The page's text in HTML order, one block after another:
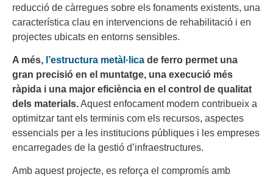
reducció de càrregues sobre els fonaments existents, una
característica clau en intervencions de rehabilitació i en
projectes ubicats en entorns sensibles.
A més, l’estructura metàl·lica de ferro permet una
gran precisió en el muntatge, una execució més
ràpida i una major eficiència en el control de qualitat
dels materials.Aquest enfocament modern contribueix a
optimitzar tant els terminis com els recursos, aspectes
essencials per a les institucions públiques i les empreses
encarregades de la gestió d’infraestructures.
Amb aquest projecte, es reforça el compromís amb